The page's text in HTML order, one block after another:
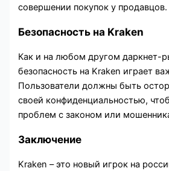
совершении покупок у продавцов.
Безопасность на Kraken
Как и на любом другом даркнет-
безопасность на Kraken играет
Пользователи должны быть
своей конфиденциальностью,
проблем с законом или
Заключение
Kraken – это новый игрок на